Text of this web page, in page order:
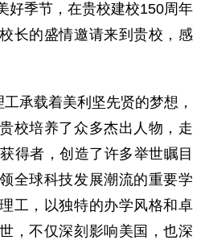
季节，在贵校建校150周年
长的盛情邀请来到贵校，感
载着美利坚先贤的梦想，
校培养了众多杰出人物，走
得者，创造了许多举世瞩目
全球科技发展潮流的重要学
工，以独特的办学风格和卓
，不仅深刻影响美国，也深